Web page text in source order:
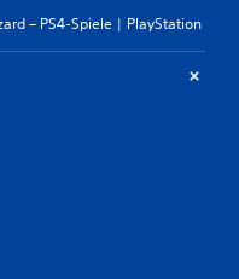
– PS4-Spiele | PlayStation